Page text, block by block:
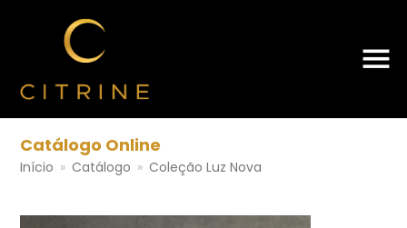
Catálogo Online
Início » Catálogo » Coleção Luz Nova